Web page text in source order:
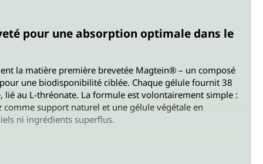
pour une absorption optimale dans le
la matière première brevetée Magtein® – un composé
une biodisponibilité ciblée. Chaque gélule fournit 38
lié au L-thréonate. La formule est volontairement simple :
support naturel et une gélule végétale en
ni ingrédients superflus.